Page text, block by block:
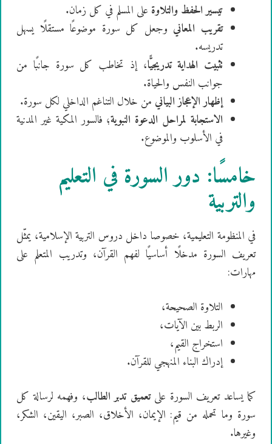
تيسير الحفظ والتلاوة على المسلم في كل زمان.
تقريب المعاني وجعل كل سورة موضوعًا مستقلًا يسهل
تدريسه.
تثبيت الهداية تدريجيًّا، إذ تخاطب كل سورة جانبًا من
جوانب النفس والحياة.
إظهار الإعجاز البياني من خلال التناغم الداخلي لكل سورة.
الاستجابة لمراحل الدعوة النبوية؛ فالسور المكية غير المدنية
في الأسلوب والموضوع.
خامسًا: دور السورة في التعليم
والتربية
في المنظومة التعليمية، خصوصا داخل دروس التربية الإسلامية، يمثّل
تعريف السورة مدخلًا أساسيًا لفهم القرآن، وتدريب المتعلم على
مهارات:
التلاوة الصحيحة،
الربط بين الآيات،
استخراج القيم،
إدراك البناء المنهجي للقرآن.
كما يساعد تعريف السورة علىتعميق تدبر الطالب، وفهمه لرسالة كل
سورة وما تحمله من قيم: الإيمان، الأخلاق، الصبر، اليقين، الشكر،
وغيرها.